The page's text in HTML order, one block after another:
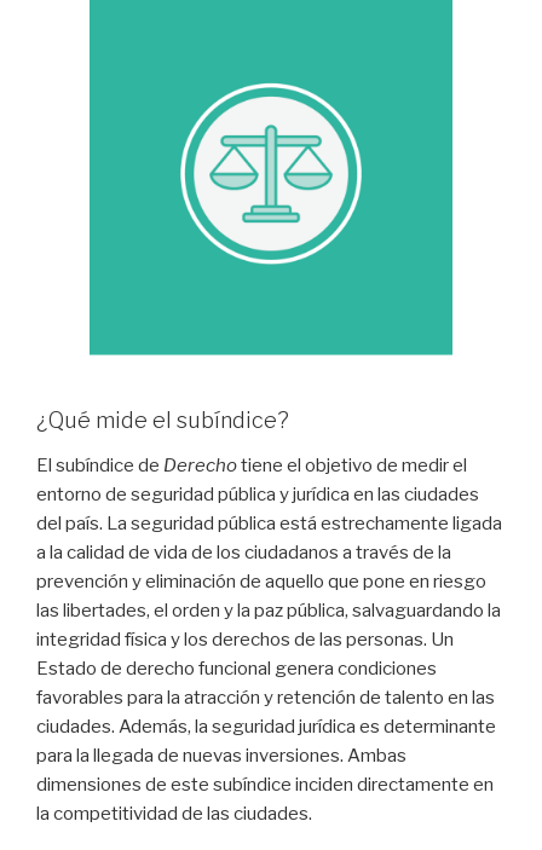
¿Qué mide el subíndice?
El subíndice de Derechotiene el objetivo de medir el
entorno de seguridad pública y jurídica en las ciudades
del país. La seguridad pública está estrechamente ligada
a la calidad de vida de los ciudadanos a través de la
prevención y eliminación de aquello que pone en riesgo
las libertades, el orden y la paz pública, salvaguardando la
integridad física y los derechos de las personas. Un
Estado de derecho funcional genera condiciones
favorables para la atracción y retención de talento en las
ciudades. Además, la seguridad jurídica es determinante
para la llegada de nuevas inversiones. Ambas
dimensiones de este subíndice inciden directamente en
la competitividad de las ciudades.